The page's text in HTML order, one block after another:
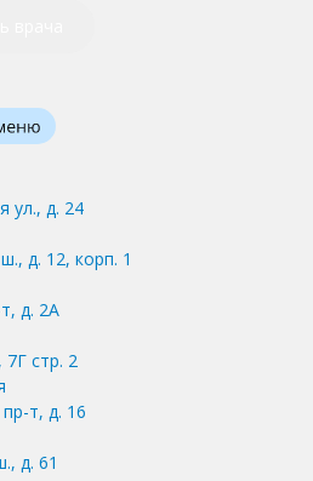
ул., д. 24
д. 12, корп. 1
д. 2А
стр. 2
т, д. 16
д. 61